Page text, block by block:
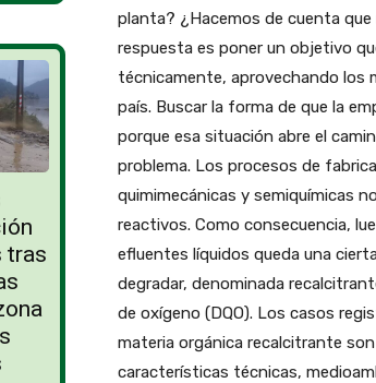
tras
planta? ¿Hacemos de cuenta
respuesta es poner un objetivo
técnicamente, aprovechando los
país. Buscar la forma de que la
porque esa situación abre el
problema. Los procesos de
quimimecánicas y semiquímicas
reactivos. Como consecuencia,
efluentes líquidos queda una
degradar, denominada
de oxígeno (DQO). Los casos
materia orgánica recalcitrante
características técnicas,